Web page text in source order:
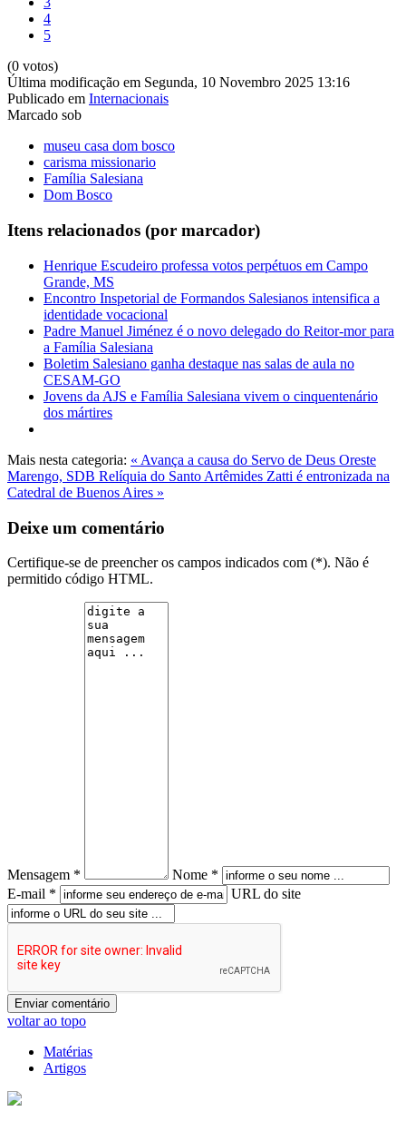
4
5
(0 votos)
Última modificação em Segunda, 10 Novembro 2025 13:16
Publicado em Internacionais
Marcado sob
museu casa dom bosco
carisma missionario
Família Salesiana
Dom Bosco
Itens relacionados (por marcador)
Henrique Escudeiro professa votos perpétuos em Campo
Grande, MS
Encontro Inspetorial de Formandos Salesianos intensifica a
identidade vocacional
Padre Manuel Jiménez é o novo delegado do Reitor-mor para
a Família Salesiana
Boletim Salesiano ganha destaque nas salas de aula no
CESAM-GO
Jovens da AJS e Família Salesiana vivem o cinquentenário
dos mártires
Mais nesta categoria: « Avança a causa do Servo de Deus Oreste
Marengo, SDB Relíquia do Santo Artêmides Zatti é entronizada na
Catedral de Buenos Aires »
Deixe um comentário
Certifique-se de preencher os campos indicados com (*). Não é
permitido código HTML.
Mensagem *
Nome *
E-mail *
URL do site
voltar ao topo
Matérias
Artigos